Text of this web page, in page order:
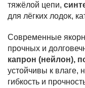
тяжёлой цепи,
для лёгких лодок,
Современные
прочных и
капрон (нейлон),
устойчивы к влаге,
гибкость и